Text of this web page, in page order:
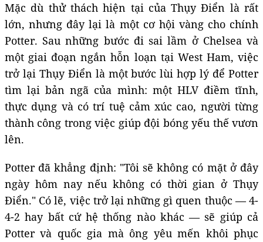
Mặc dù thử thách hiện tại của Thụy Điển là rất
lớn, nhưng đây lại là một cơ hội vàng cho chính
Potter. Sau những bước đi sai lầm ở Chelsea và
một giai đoạn ngắn hỗn loạn tại West Ham, việc
trở lại Thụy Điển là một bước lùi hợp lý để Potter
tìm lại bản ngã của mình: một HLV điềm tĩnh,
thực dụng và có trí tuệ cảm xúc cao, người từng
thành công trong việc giúp đội bóng yếu thế vươn
lên.
Potter đã khẳng định: "Tôi sẽ không có mặt ở đây
ngày hôm nay nếu không có thời gian ở Thụy
Điển." Có lẽ, việc trở lại những gì quen thuộc — 4-
4-2 hay bất cứ hệ thống nào khác — sẽ giúp cả
Potter và quốc gia mà ông yêu mến khôi phục